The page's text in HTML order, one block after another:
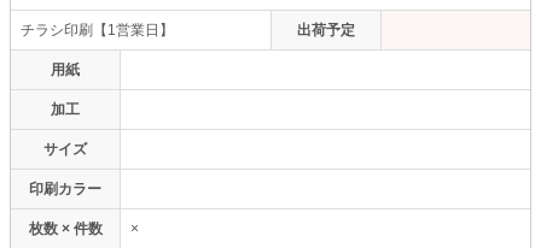
チラシ印刷【1営業日】
用紙
加工
サイズ
印刷カラー
枚数 × 件数
出荷予定
×